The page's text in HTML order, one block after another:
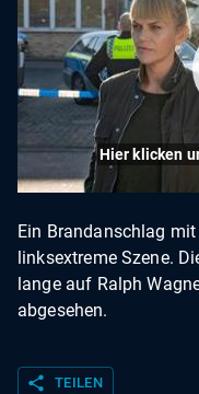
Hier klicken
Ein Brandanschlag
linksextreme Szene.
lange auf Ralph
abgesehen.
share TEILEN